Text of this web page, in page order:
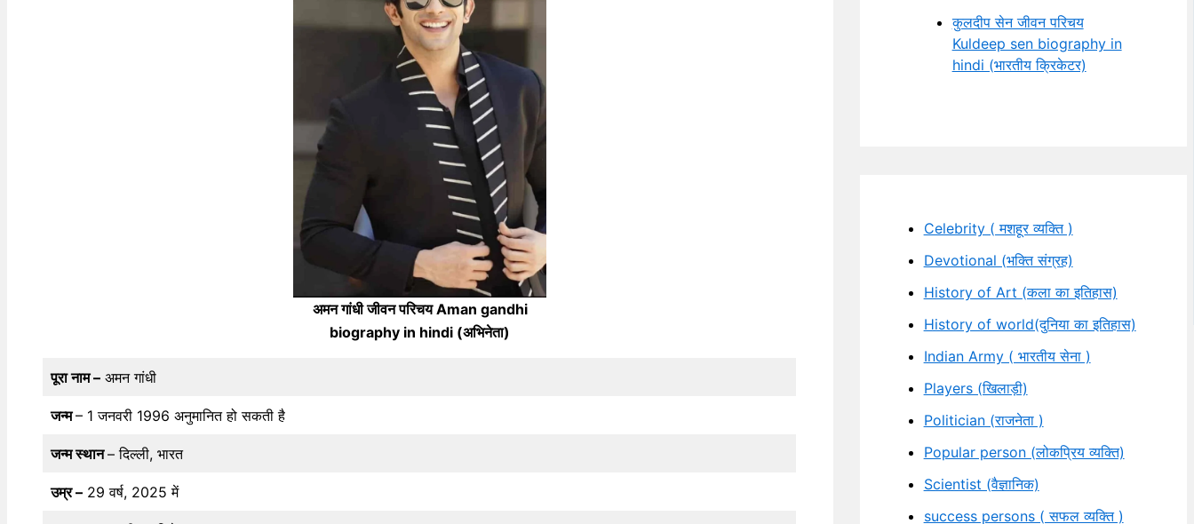
अमन गांधी जीवन परिचय Aman gandhi
biography in hindi (अभिनेता)
पूरा नाम – अमन गांधी
जन्म– 1 जनवरी 1996 अनुमानित हो सकती है
जन्म स्थान– दिल्ली, भारत
उम्र – 29 वर्ष, 2025 में
कुलदीप सेन जीवन परिचय
Kuldeep sen biography in
hindi (भारतीय क्रिकेटर)
Celebrity ( मशहूर व्यक्ति )
Devotional (भक्ति संग्रह)
History of Art (कला का इतिहास)
History of world(दुनिया का इतिहास)
Indian Army ( भारतीय सेना )
Players (खिलाड़ी)
Politician (राजनेता )
Popular person (लोकप्रिय व्यक्ति)
Scientist (वैज्ञानिक)
success persons ( सफल व्यक्ति )